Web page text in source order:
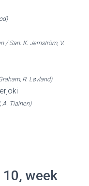
/ San. K. Jernström, V.
R. Løvland)
A. Tiainen)
week